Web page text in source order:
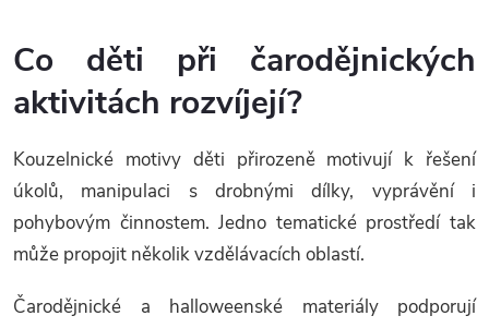
Co děti při čarodějnických
aktivitách rozvíjejí?
Kouzelnické motivy děti přirozeně motivují k řešení
úkolů, manipulaci s drobnými dílky, vyprávění i
pohybovým činnostem. Jedno tematické prostředí tak
může propojit několik vzdělávacích oblastí.
Čarodějnické a halloweenské materiály podporují